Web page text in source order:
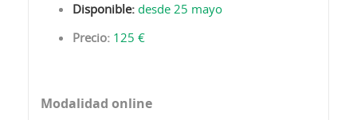
Disponible: desde 25 mayo
Precio: 125 €
Modalidad online